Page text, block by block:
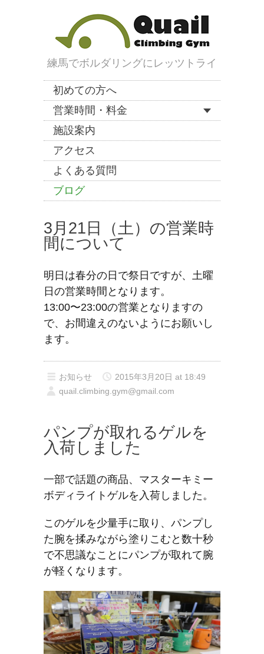
練馬でボルダリングにレッツトライ
初めての方へ
営業時間・料金
施設案内
アクセス
よくある質問
ブログ
3月21日（土）の営業時
間について
明日は春分の日で祭日ですが、土曜
日の営業時間となります。
13:00〜23:00の営業となりますの
で、お間違えのないようにお願いし
ます。
お知らせ
2015年3月20日 at 18:49
quail.climbing.gym@gmail.com
パンプが取れるゲルを
入荷しました
一部で話題の商品、マスターキミー
ボディライトゲルを入荷しました。
このゲルを少量手に取り、パンプし
た腕を揉みながら塗りこむと数十秒
で不思議なことにパンプが取れて腕
が軽くなります。